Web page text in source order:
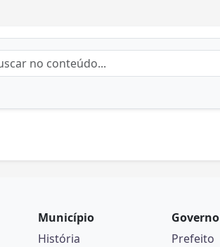
Município
História
Governo
Prefeito